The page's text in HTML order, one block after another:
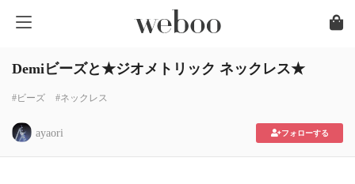
Demiビーズと★ジオメトリック ネックレス★
#ビーズ #ネックレス
ayaori フォローする